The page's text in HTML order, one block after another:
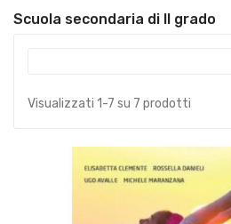
Scuola secondaria di II grado
Visualizzati 1-7 su 7 prodotti